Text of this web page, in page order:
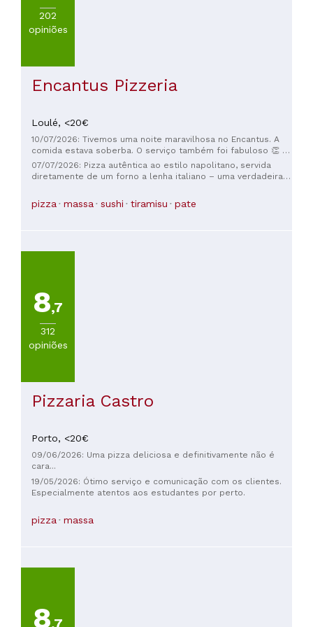
202
opiniões
Encantus Pizzeria
Loulé, <20€
10/07/2026: Tivemos uma noite maravilhosa no Encantus. A
comida estava soberba. O serviço também foi fabuloso 👏 👏
👏
07/07/2026: Pizza autêntica ao estilo napolitano, servida
diretamente de um forno a lenha italiano – uma verdadeira
qualidade. Como diria o famoso pizzaiolo: macia e crocante,
exatamente como deve ser!
pizza massa sushi tiramisu pate
8,7
312
opiniões
Pizzaria Castro
Porto, <20€
09/06/2026: Uma pizza deliciosa e definitivamente não é
cara...
19/05/2026: Ótimo serviço e comunicação com os clientes.
Especialmente atentos aos estudantes por perto.
pizza massa
8,7